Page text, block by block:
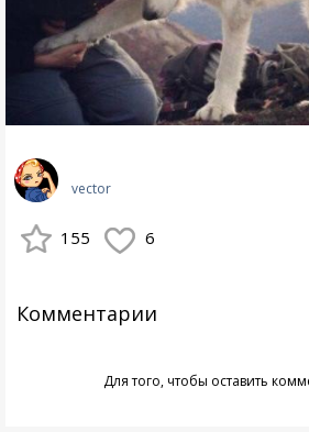
vector
155 6
Комментарии
Для того, чтобы оставить